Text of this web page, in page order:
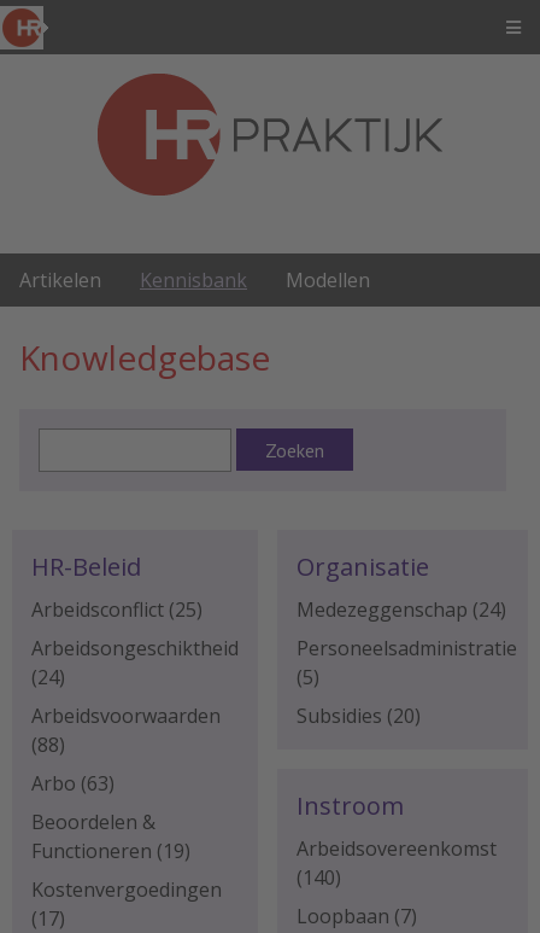
Artikelen Kennisbank Modellen
Knowledgebase
Zoeken
HR-Beleid
Arbeidsconflict (25)
Arbeidsongeschiktheid
(24)
Arbeidsvoorwaarden
(88)
Arbo (63)
Beoordelen &
Functioneren (19)
Kostenvergoedingen
(17)
Organisatie
Medezeggenschap (24)
Personeelsadministratie
(5)
Subsidies (20)
Instroom
Arbeidsovereenkomst
(140)
Loopbaan (7)